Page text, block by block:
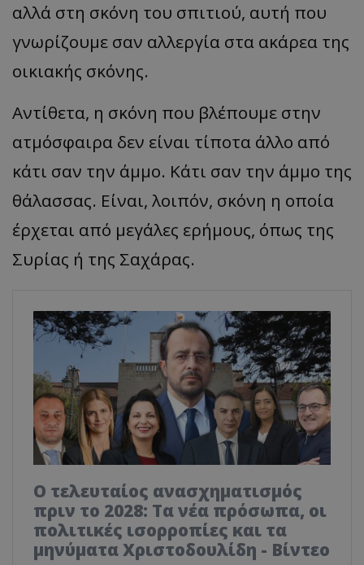
αλλά στη σκόνη του σπιτιού, αυτή που
γνωρίζουμε σαν αλλεργία στα ακάρεα της
οικιακής σκόνης.
Αντίθετα, η σκόνη που βλέπουμε στην
ατμόσφαιρα δεν είναι τίποτα άλλο από
κάτι σαν την άμμο. Κάτι σαν την άμμο της
θάλασσας. Είναι, λοιπόν, σκόνη η οποία
έρχεται από μεγάλες ερήμους, όπως της
Συρίας ή της Σαχάρας.
Ο τελευταίος ανασχηματισμός
πριν το 2028: Τα νέα πρόσωπα, οι
πολιτικές ισορροπίες και τα
μηνύματα Χριστοδουλίδη - Βίντεο